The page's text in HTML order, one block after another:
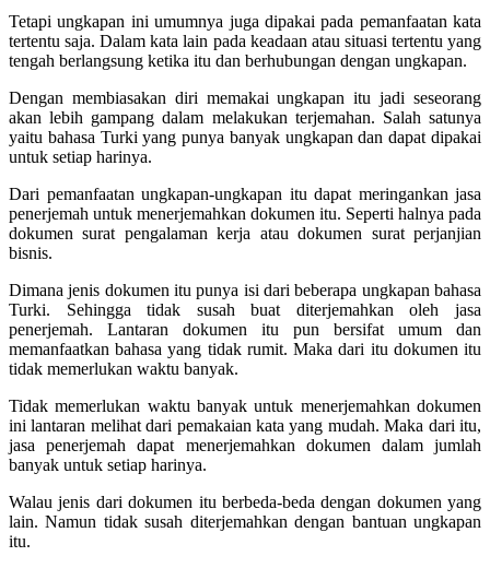
Tetapi ungkapan ini umumnya juga dipakai pada pemanfaatan kata
tertentu saja. Dalam kata lain pada keadaan atau situasi tertentu yang
tengah berlangsung ketika itu dan berhubungan dengan ungkapan.
Dengan membiasakan diri memakai ungkapan itu jadi seseorang
akan lebih gampang dalam melakukan terjemahan. Salah satunya
yaitu bahasa Turki yang punya banyak ungkapan dan dapat dipakai
untuk setiap harinya.
Dari pemanfaatan ungkapan-ungkapan itu dapat meringankan jasa
penerjemah untuk menerjemahkan dokumen itu. Seperti halnya pada
dokumen surat pengalaman kerja atau dokumen surat perjanjian
bisnis.
Dimana jenis dokumen itu punya isi dari beberapa ungkapan bahasa
Turki. Sehingga tidak susah buat diterjemahkan oleh jasa
penerjemah. Lantaran dokumen itu pun bersifat umum dan
memanfaatkan bahasa yang tidak rumit. Maka dari itu dokumen itu
tidak memerlukan waktu banyak.
Tidak memerlukan waktu banyak untuk menerjemahkan dokumen
ini lantaran melihat dari pemakaian kata yang mudah. Maka dari itu,
jasa penerjemah dapat menerjemahkan dokumen dalam jumlah
banyak untuk setiap harinya.
Walau jenis dari dokumen itu berbeda-beda dengan dokumen yang
lain. Namun tidak susah diterjemahkan dengan bantuan ungkapan
itu.